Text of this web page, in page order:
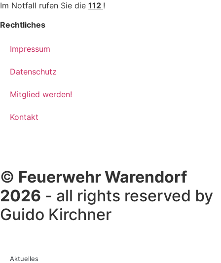
Im Notfall rufen Sie die 112 !
Rechtliches
Impressum
Datenschutz
Mitglied werden!
Kontakt
© Feuerwehr Warendorf
2026 - all rights reserved by
Guido Kirchner
Aktuelles